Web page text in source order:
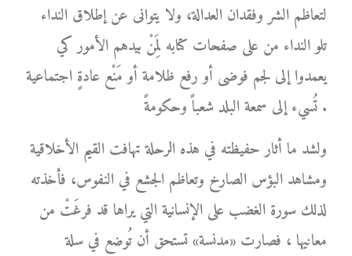
لتعاظم الشر وفقدان العدالة، ولا يتوانى عن إطلاق النداء
تلو النداء من على صفحات كتابه لِمَنْ بيدهم الأمور كي
يعمدوا إلى لجم فوضى أو رفع ظلامة أو مَنْع عادةٍ اجتماعية
تُسيء إلى سمعة البلد شعباً وحكومةً .
ولشد ما أثار حفيظته في هذه الرحلة تهافت القيم الأخلاقية
ومشاهد البؤس الصارخ وتعاظم الجشع في النفوس، فأخذته
لذلك سورة الغضب على الإنسانية التي يراها قد فرغَتْ من
معانيها ، فصارت «مدنسة» تستحق أن تُوضع في سلة